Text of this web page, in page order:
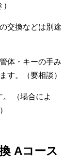
交換などは別途
体・キーの手み
す。（要相談）
（場合によ
Aコース